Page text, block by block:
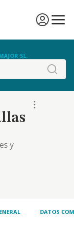
SL.
y
por mayor yal
actividades
5.
textiles. 6.
DATOS